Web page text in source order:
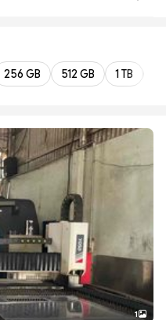
256 GB 512 GB 1 TB
1